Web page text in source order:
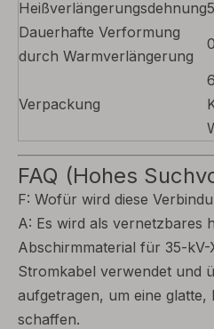
Heißverlängerungsdehnung
Dauerhafte Verformung
durch Warmverlängerung
Verpackung
FAQ (Hohes
F: Wofür wird diese
A: Es wird als vernetzbares
Abschirmmaterial für 35-kV-
Stromkabel verwendet und
aufgetragen, um eine glatte,
schaffen.